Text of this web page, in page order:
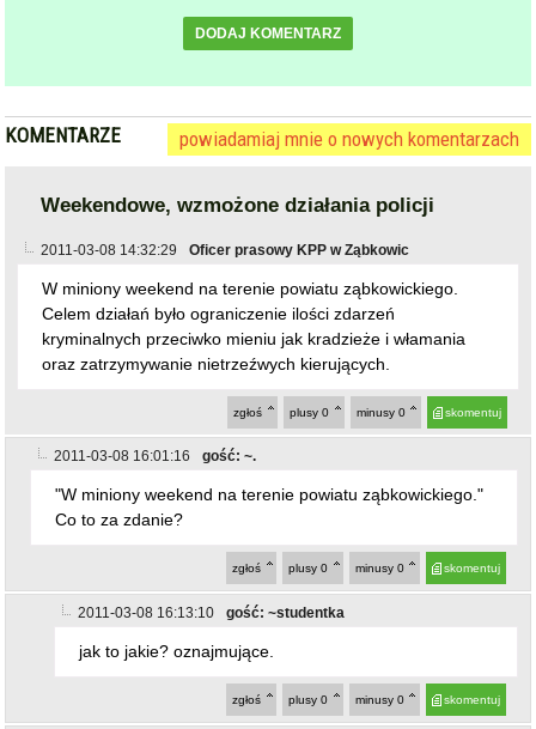
DODAJ KOMENTARZ
KOMENTARZE powiadamiaj mnie o nowych komentarzach
Weekendowe, wzmożone działania policji
2011-03-08 14:32:29 Oficer prasowy KPP w Ząbkowic
W miniony weekend na terenie powiatu ząbkowickiego.
Celem działań było ograniczenie ilości zdarzeń
kryminalnych przeciwko mieniu jak kradzieże i włamania
oraz zatrzymywanie nietrzeźwych kierujących.
skomentuj
minusy 0
plusy 0
zgłoś
2011-03-08 16:01:16 gość: ~.
"W miniony weekend na terenie powiatu ząbkowickiego."
Co to za zdanie?
skomentuj
minusy 0
plusy 0
zgłoś
2011-03-08 16:13:10 gość: ~studentka
jak to jakie? oznajmujące.
skomentuj
minusy 0
plusy 0
zgłoś